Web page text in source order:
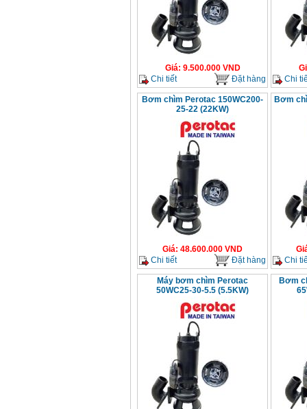
Giá: 9.500.000VND
Chi tiết
Đặt hàng
Chi
Bơm chìm Perotac 150WC200-
25-22 (22KW)
Giá: 48.600.000 VND
Chi tiết
Đặt hàng
Bơm
Chi
Máy bơm chìm Perotac
50WC25-30-5.5 (5.5KW)
Bơm